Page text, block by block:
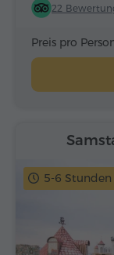
22
Preis pro
5-6 Stunden